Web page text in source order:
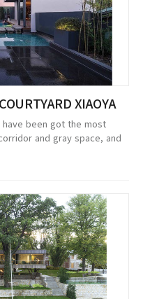
XIAOYA
been got the most
and gray space, and